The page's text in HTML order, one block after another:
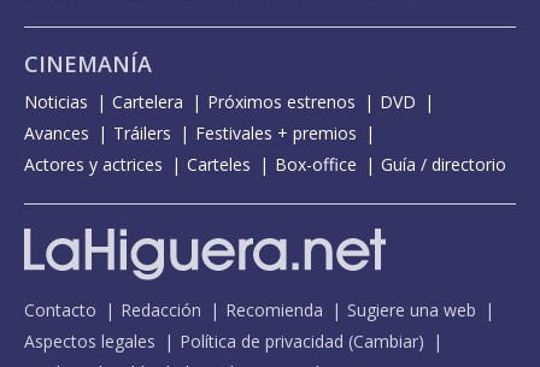
CINEMANÍA
Noticias Cartelera Próximos estrenos
DVD
Avances
Tráilers
Festivales + premios
Actores y actrices
Carteles Box-office Guía / directorio
Contacto Redacción Recomienda
Sugiere una web
Aspectos legales
Política de privacidad (Cambiar)